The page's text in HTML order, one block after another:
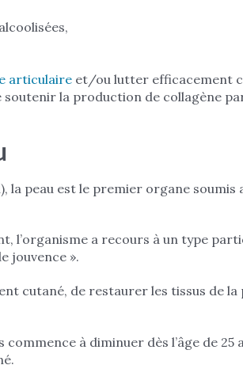
articulaire et/ou lutter efficacement
la production de collagène
la peau est le premier organe soumis
l’organisme a recours à un type
jouvence ».
cutané, de restaurer les tissus de la
à diminuer dès l’âge de 25